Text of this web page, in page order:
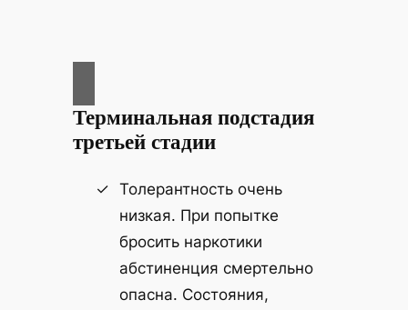
Терминальная подстадия
третьей стадии
Толерантность очень
низкая. При попытке
бросить наркотики
абстиненция смертельно
опасна. Состояния,